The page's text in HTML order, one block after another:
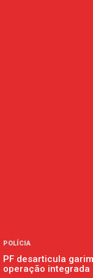
POLÍCIA
PF desarticula
operação integrada